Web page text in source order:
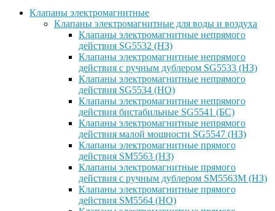
Клапаны электромагнитные
Клапаны электромагнитные для воды и воздуха
Клапаны электромагнитные непрямого
действия SG5532 (НЗ)
Клапаны электромагнитные непрямого
действия с ручным дублером SG5533 (НЗ)
Клапаны электромагнитные непрямого
действия SG5534 (НО)
Клапаны электромагнитные непрямого
действия бистабильные SG5541 (БС)
Клапаны электромагнитные непрямого
действия малой мощности SG5547 (НЗ)
Клапаны электромагнитные прямого
действия SM5563 (НЗ)
Клапаны электромагнитные прямого
действия с ручным дублером SM5563M (НЗ)
Клапаны электромагнитные прямого
действия SM5564 (НО)